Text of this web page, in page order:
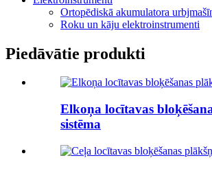
Ortopēdiskā akumulatora
Roku un kāju elektroinstrumenti
Piedāvātie produkti
Elkoņa locītavas
sistēma